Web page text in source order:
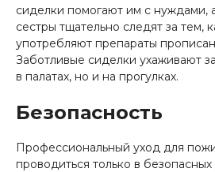
сиделки помогают им с нуждами,
сестры тщательно следят за тем,
употребляют препараты
Заботливые сиделки ухаживают
в палатах, но и на прогулках.
Безопасность
Профессиональный уход для
проводиться только в